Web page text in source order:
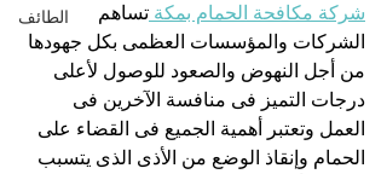
الطائف
شركة مكافحة الحمام بمكة تساهم
الشركات والمؤسسات العظمى بكل جهودها
من أجل النهوض والصعود للوصول لأعلى
درجات التميز فى منافسة الآخرين فى
العمل وتعتبر أهمية الجميع فى القضاء على
الحمام وإنقاذ الوضع من الأذى الذى يتسبب